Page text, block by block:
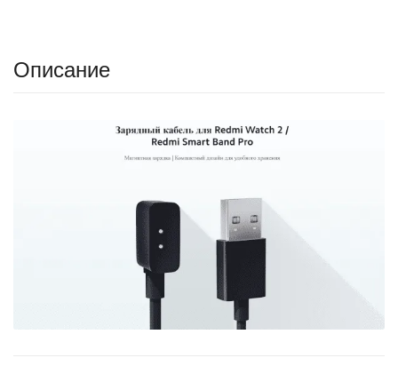
Описание